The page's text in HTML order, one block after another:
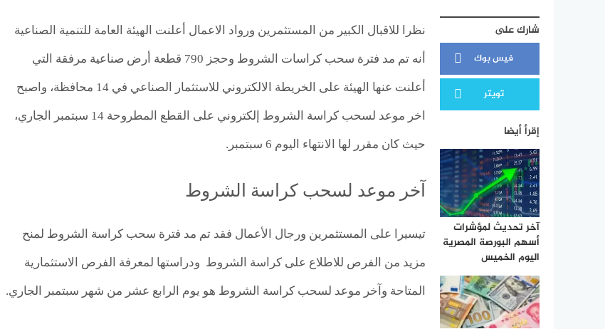
شارك على
فيس بوك
تويتر
إقرأ أيضا
آخر تحديث لمؤشرات
أسهم البورصة المصرية
اليوم الخميس
نظرا للاقبال الكبير من المستثمرين ورواد الاعمال أعلنت الهيئة العامة للتنمية الصناعية
أنه تم مد فترة سحب كراسات الشروط وحجز 790 قطعة أرض صناعية مرفقة التي
أعلنت عنها الهيئة على الخريطة الالكتروني للاستثمار الصناعي في 14 محافظة، واصبح
اخر موعد لسحب كراسة الشروط إلكتروني على القطع المطروحة 14 سبتمبر الجاري،
حيث كان مقرر لها الانتهاء اليوم 6 سبتمبر.
آخر موعد لسحب كراسة الشروط
تيسيرا على المستثمرين ورجال الأعمال فقد تم مد فترة سحب كراسة الشروط لمنح
مزيد من الفرص للاطلاع على كراسة الشروط ودراستها لمعرفة الفرص الاستثمارية
المتاحة وآخر موعد لسحب كراسة الشروط هو يوم الرابع عشر من شهر سبتمبر الجاري.